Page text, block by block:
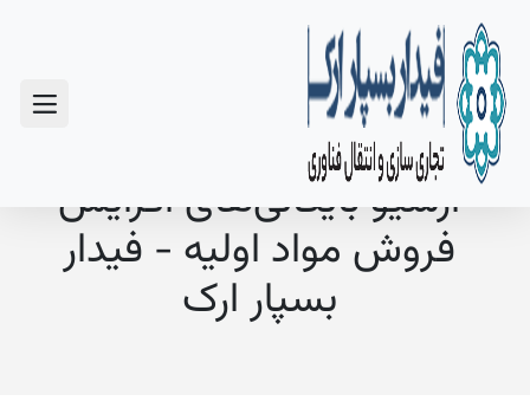
آرشیو بایگانی‌های افزایش
فروش مواد اولیه - فیدار
بسپار ارک